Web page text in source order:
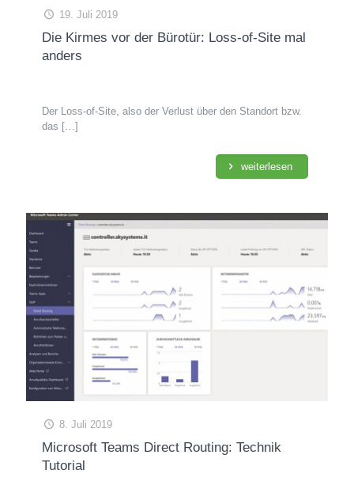
19. Juli 2019
Die Kirmes vor der Bürotür: Loss-of-Site mal
anders
Der Loss-of-Site, also der Verlust über den Standort bzw.
das […]
weiterlesen
8. Juli 2019
Microsoft Teams Direct Routing: Technik
Tutorial